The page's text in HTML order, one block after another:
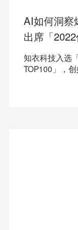
AI如何洞察
出席「2022
知衣科技入选
TOP100」，